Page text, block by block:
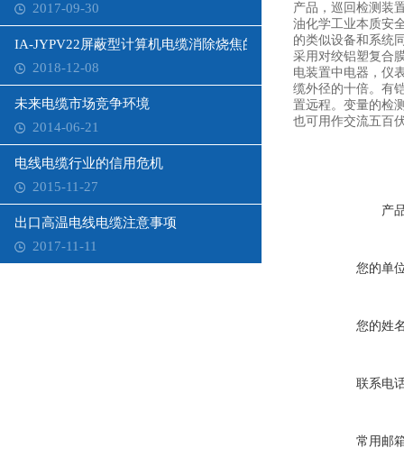
2017-09-30
IA-JYPV22屏蔽型计算机电缆消除烧焦的方法是什么
2018-12-08
未来电缆市场竞争环境
2014-06-21
电线电缆行业的信用危机
2015-11-27
出口高温电线电缆注意事项
2017-11-11
产品，巡回检测装
油化学工业本质安
的类似设备和系统
采用对绞铝塑复合
电装置中电器，仪
缆外径的十倍。有
置远程。变量的检
也可用作交流五百
产
您的单
您的姓
联系电
常用邮